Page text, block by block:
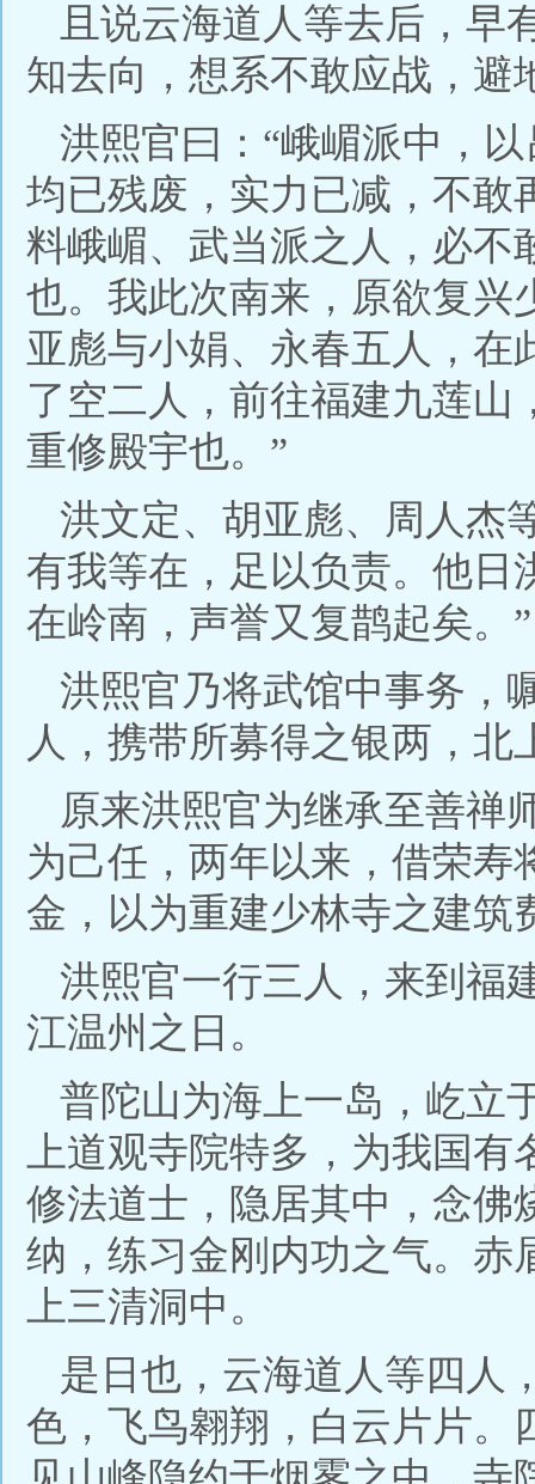
且说云海道人等去后，早
知去向，想系不敢应战，避
洪熙官曰：“峨嵋派中，
均已残废，实力已减，不敢
料峨嵋、武当派之人，必不
也。我此次南来，原欲复兴
亚彪与小娟、永春五人，在
了空二人，前往福建九莲
重修殿宇也。”
洪文定、胡亚彪、周人杰
有我等在，足以负责。他日
在岭南，声誉又复鹊起矣。”
洪熙官乃将武馆中事务，
人，携带所募得之银两，北
原来洪熙官为继承至善禅
为己任，两年以来，借荣寿
金，以为重建少林寺之建筑
洪熙官一行三人，来到福
江温州之日。
普陀山为海上一岛，屹立
上道观寺院特多，为我国
修法道士，隐居其中，念佛
纳，练习金刚内功之气。赤
上三清洞中。
是日也，云海道人等四人
色，飞鸟翱翔，白云片片。